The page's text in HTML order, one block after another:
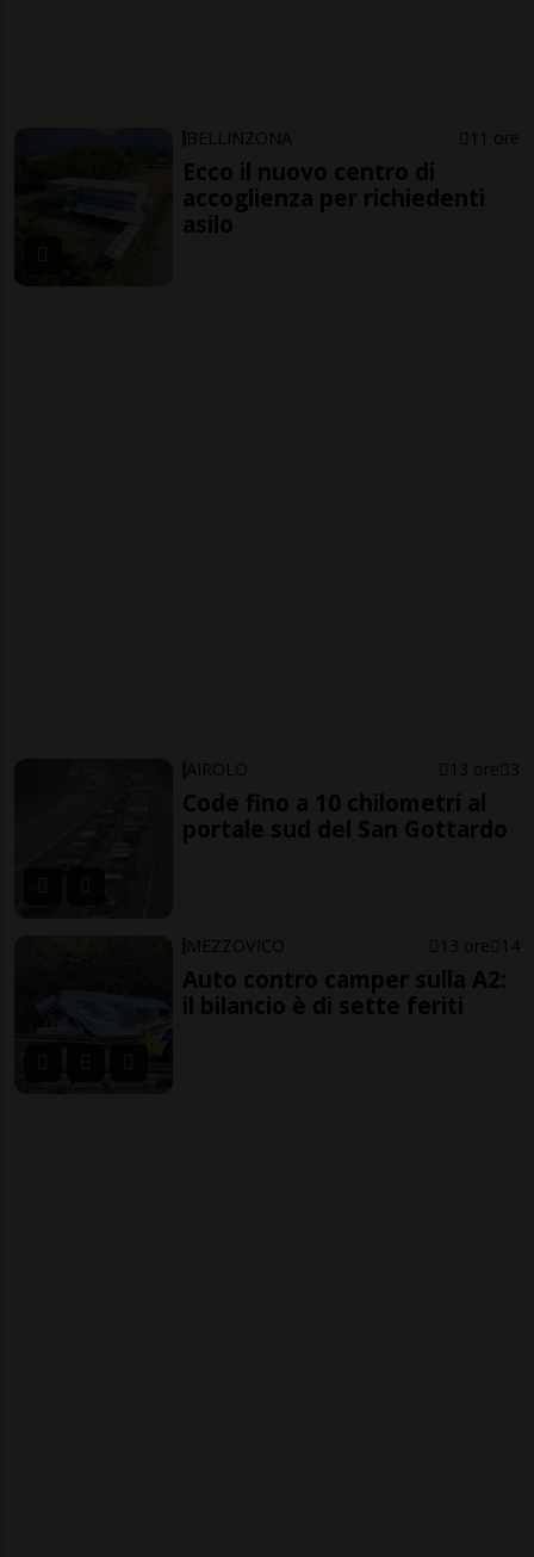
BELLINZONA 11 ore
Ecco il nuovo centro di
accoglienza per richiedenti
asilo
AIROLO 13 ore 3
Code fino a 10 chilometri al
portale sud del San Gottardo
MEZZOVICO 13 ore 14
Auto contro camper sulla A2:
il bilancio è di sette feriti